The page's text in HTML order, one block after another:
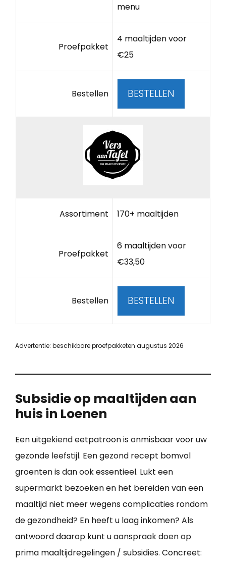
menu
Proefpakket
4 maaltijden voor
€25
Bestellen BESTELLEN
Assortiment 170+ maaltijden
Proefpakket
6 maaltijden voor
€33,50
Bestellen BESTELLEN
Advertentie: beschikbare proefpakketen augustus 2026
Subsidie op maaltijden aan
huis in Loenen
Een uitgekiend eetpatroon is onmisbaar voor uw
gezonde leefstijl. Een gezond recept bomvol
groenten is dan ook essentieel. Lukt een
supermarkt bezoeken en het bereiden van een
maaltijd niet meer wegens complicaties rondom
de gezondheid? En heeft u laag inkomen? Als
antwoord daarop kunt u aanspraak doen op
prima maaltijdregelingen / subsidies. Concreet: